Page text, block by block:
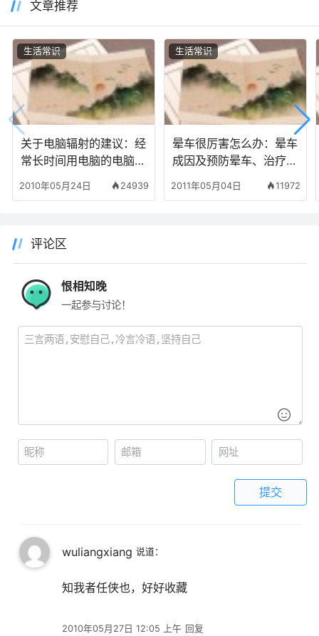
文章推荐
关于电脑辐射的建议：经
常长时间用电脑的电脑一
2010年05月24日 24939
生活常识
晕车很厉害怎么办：晕车
成因及预防晕车、治疗晕
2011年05月04日 11972
生活常识
评论区
恨相知晚
一起参与讨论！
提交
wuliangxiang 说道：
2010年05月27日 12:05 上午
知我者任侠也，好好收藏
回复